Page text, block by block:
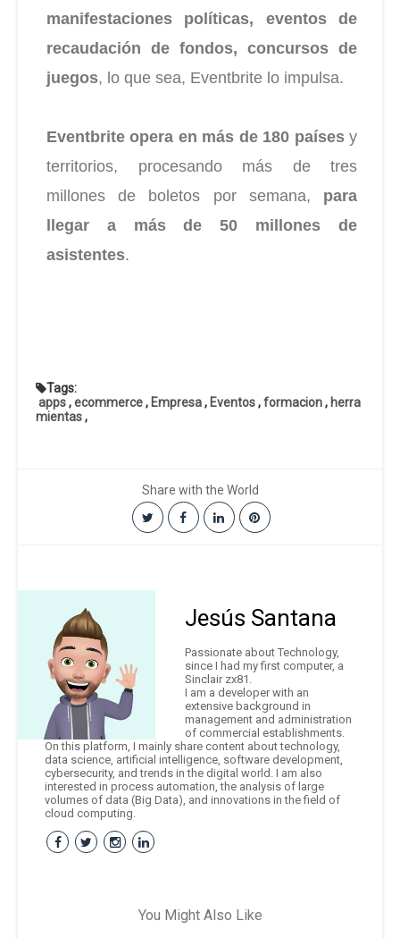
manifestaciones políticas, eventos de
recaudación de fondos, concursos de
juegos, lo que sea, Eventbrite lo impulsa.
Eventbrite opera en más de 180 paísesy
territorios, procesando más de tres
millones de boletos por semana, para
llegar a más de 50 millones de
asistentes.
Tags:
apps,ecommerce, Empresa, Eventos,formacion, herra
mientas,
Share with the World
Jesús Santana
Passionate about Technology,
since I had my first computer, a
Sinclair zx81.
I am a developer with an
extensive background in
management and administration
of commercial establishments.
On this platform, I mainly share content about technology,
data science, artificial intelligence, software development,
cybersecurity, and trends in the digital world. I am also
interested in process automation, the analysis of large
volumes of data (Big Data), and innovations in the field of
cloud computing.
You Might Also Like